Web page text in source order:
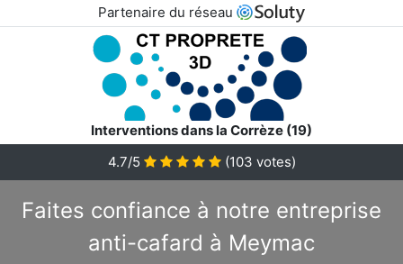
Partenaire du réseau
Interventions dans la Corrèze (19)
4.7/5
(103 votes)
Faites confiance à notre entreprise
anti-cafard à Meymac